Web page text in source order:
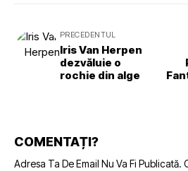
PRECEDENTUL
Iris Van Herpen
dezvăluie o
rochie din alge
COMENTAȚI?
Adresa Ta De Email Nu Va Fi Publicată.